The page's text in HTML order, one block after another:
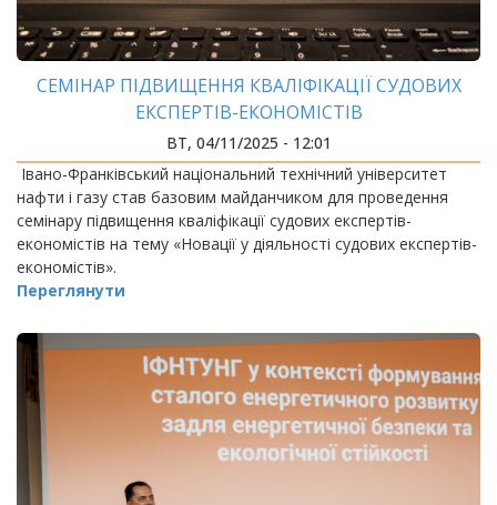
СЕМІНАР ПІДВИЩЕННЯ КВАЛІФІКАЦІЇ СУДОВИХ
ЕКСПЕРТІВ-ЕКОНОМІСТІВ
ВТ, 04/11/2025 - 12:01
Івано-Франківський національний технічний університет
нафти і газу став базовим майданчиком для проведення
семінару підвищення кваліфікації судових експертів-
економістів на тему «Новації у діяльності судових експертів-
економістів».
Переглянути